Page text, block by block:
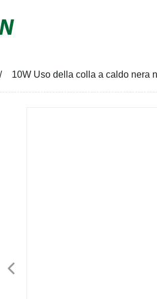
10W Uso della colla a caldo nera